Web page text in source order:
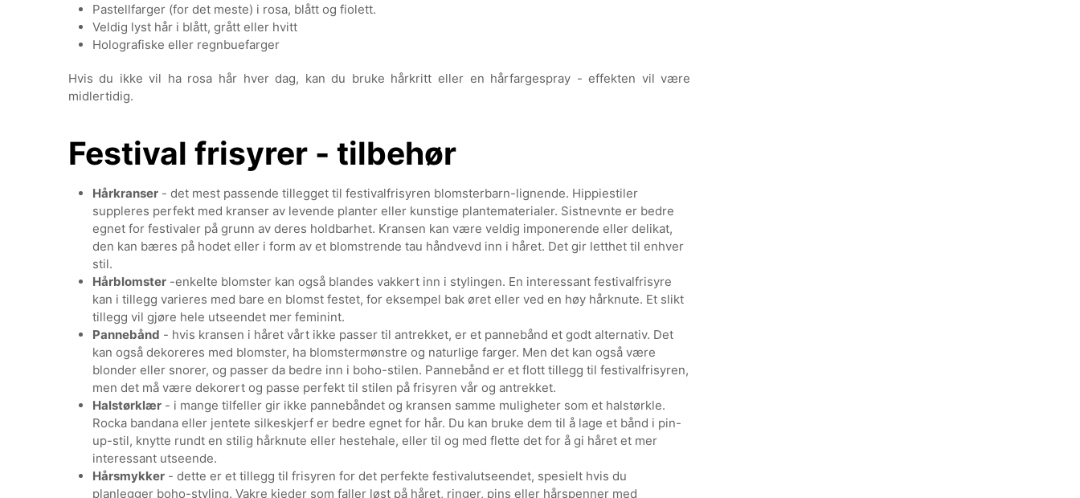
Pastellfarger (for det meste) i rosa, blått og fiolett.
Veldig lyst hår i blått, grått eller hvitt
Holografiske eller regnbuefarger
Hvis du ikke vil ha rosa hår hver dag, kan du bruke hårkritt eller en hårfargespray - effekten vil være
midlertidig.
Festival frisyrer - tilbehør
Hårkranser- det mest passende tillegget til festivalfrisyren blomsterbarn-lignende. Hippiestiler
suppleres perfekt med kranser av levende planter eller kunstige plantematerialer. Sistnevnte er bedre
egnet for festivaler på grunn av deres holdbarhet. Kransen kan være veldig imponerende eller delikat,
den kan bæres på hodet eller i form av et blomstrende tau håndvevd inn i håret. Det gir letthet til enhver
stil.
Hårblomster-enkelte blomster kan også blandes vakkert inn i stylingen. En interessant festivalfrisyre
kan i tillegg varieres med bare en blomst festet, for eksempel bak øret eller ved en høy hårknute. Et slikt
tillegg vil gjøre hele utseendet mer feminint.
Pannebånd - hvis kransen i håret vårt ikke passer til antrekket, er et pannebånd et godt alternativ. Det
kan også dekoreres med blomster, ha blomstermønstre og naturlige farger. Men det kan også være
blonder eller snorer, og passer da bedre inn i boho-stilen. Pannebånd er et flott tillegg til festivalfrisyren,
men det må være dekorert og passe perfekt til stilen på frisyren vår og antrekket.
Halstørklær- i mange tilfeller gir ikke pannebåndet og kransen samme muligheter som et halstørkle.
Rocka bandana eller jentete silkeskjerf er bedre egnet for hår. Du kan bruke dem til å lage et bånd i pin-
up-stil, knytte rundt en stilig hårknute eller hestehale, eller til og med flette det for å gi håret et mer
interessant utseende.
Hårsmykker- dette er et tillegg til frisyren for det perfekte festivalutseendet, spesielt hvis du
planlegger boho-styling. Vakre kjeder som faller løst på håret, ringer, pins eller hårspenner med